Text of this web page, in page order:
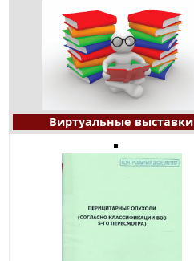
Виртуальные выставки